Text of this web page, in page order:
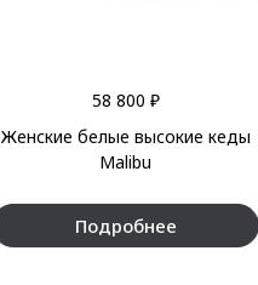
58 800 ₽
Женские белые высокие кеды
Malibu
Подробнее